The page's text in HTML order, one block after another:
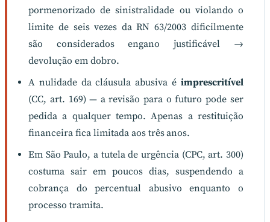
pormenorizado de sinistralidade ou violando o
limite de seis vezes da RN 63/2003 dificilmente
são considerados engano justificável →
devolução em dobro.
A nulidade da cláusula abusiva é imprescritível
(CC, art. 169) — a revisão para o futuro pode ser
pedida a qualquer tempo. Apenas a restituição
financeira fica limitada aos três anos.
Em São Paulo, a tutela de urgência (CPC, art. 300)
costuma sair em poucos dias, suspendendo a
cobrança do percentual abusivo enquanto o
processo tramita.